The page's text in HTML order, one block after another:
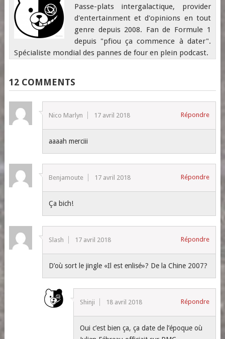
Passe-plats intergalactique, provider
d'entertainment et d'opinions en tout
genre depuis 2008. Fan de Formule 1
depuis "pfiou ça commence à dater".
Spécialiste mondial des pannes de four en plein podcast.
12 COMMENTS
Nico Marlyn 17 avril 2018 Répondre
aaaah merciii
Benjamoute 17 avril 2018 Répondre
Ça bich!
Slash 17 avril 2018 Répondre
D’où sort le jingle «Il est enlisé»? De la Chine 2007?
Shinji 18 avril 2018 Répondre
Oui c’est bien ça, ça date de l’époque où